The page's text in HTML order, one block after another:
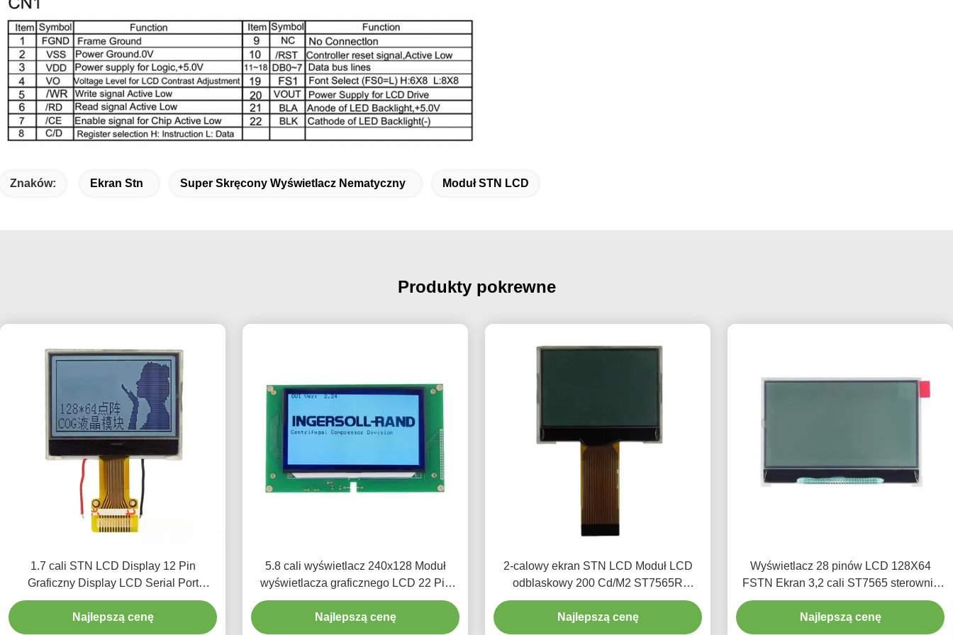
Znaków: Ekran Stn Super Skręcony Wyświetlacz Nematyczny Moduł STN LCD
Produkty pokrewne
1.7 cali STN LCD Display 12 Pin
Graficzny Display LCD Serial Port
Connection
Najlepszą cenę
5.8 cali wyświetlacz 240x128 Moduł
wyświetlacza graficznego LCD 22 Pin
Driver IC RA8835
Najlepszą cenę
2-calowy ekran STN LCD Moduł LCD
odblaskowy 200 Cd/M2 ST7565R
sterownik IC
Najlepszą cenę
Wyświetlacz 28 pinów LCD 128X64
FSTN Ekran 3,2 cali ST7565 sterownik
IC
Najlepszą cenę